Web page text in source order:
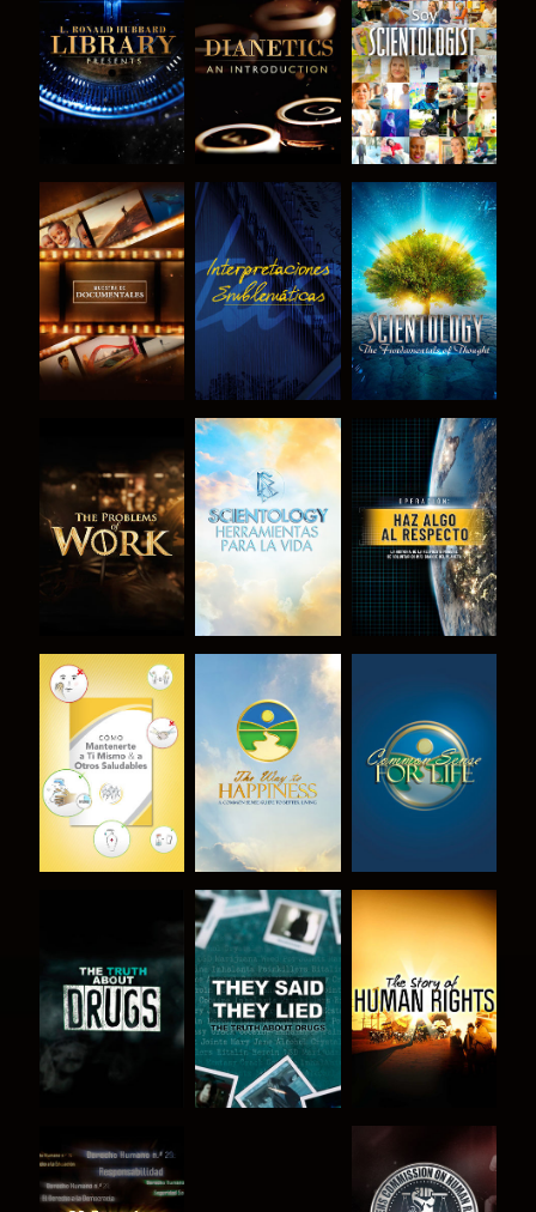
EXPLORA LAS
SERIES
EXPLORA LAS
SERIES
VE
EXPLORA LAS
SERIES
VE
EXPLORA LAS
SERIES
EXPLORA LAS
SERIES
EXPLORA LAS
SERIES
VE
VE VE VE
VE VE VE
VE VE